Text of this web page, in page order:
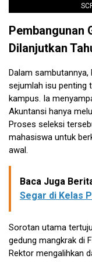
Pembangunan
Dilanjutkan
Dalam sambutannya,
sejumlah isu penting
kampus. Ia
Akuntansi hanya
Proses seleksi
mahasiswa untuk
awal.
Baca Juga
Segar di Kelas
Sorotan utama
gedung mangkrak di
Rektor mengalihkan